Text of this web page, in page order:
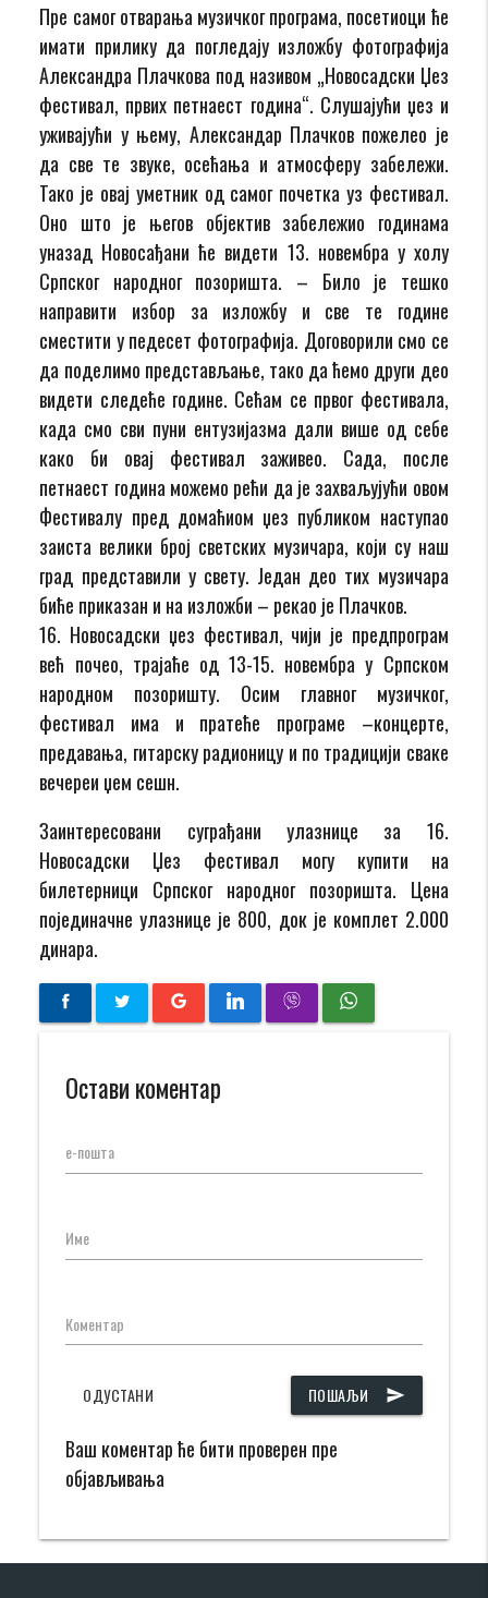
Пре самог отварања музичког програма, посетиоци ће
имати прилику да погледају изложбу фотографија
Александра Плачкова под називом „Новосадски Џез
фестивал, првих петнаест година“. Слушајући џез и
уживајући у њему, Александар Плачков пожелео је
да све те звуке, осећања и атмосферу забележи.
Тако је овај уметник од самог почетка уз фестивал.
Оно што је његов објектив забележио годинама
уназад Новосађани ће видети 13. новембра у холу
Српског народног позоришта. – Било је тешко
направити избор за изложбу и све те године
сместити у педесет фотографија. Договорили смо се
да поделимо представљање, тако да ћемо други део
видети следеће године. Сећам се првог фестивала,
када смо сви пуни ентузијазма дали више од себе
како би овај фестивал заживео. Сада, после
петнаест година можемо рећи да је захваљујући овом
Фестивалу пред домаћиом џез публиком наступао
заиста велики број светских музичара, који су наш
град представили у свету. Један део тих музичара
биће приказан и на изложби – рекао је Плачков.
16. Новосадски џез фестивал, чији је предпрограм
већ почео, трајаће од 13-15. новембра у Српском
народном позоришту. Осим главног музичког,
фестивал има и пратеће програме –концерте,
предавања, гитарску радионицу и по традицији сваке
вечереи џем сешн.
Заинтересовани суграђани улазнице за 16.
Новосадски Џез фестивал могу купити на
билетерници Српског народног позоришта. Цена
појединачне улазнице је 800, док је комплет 2.000
динара.
Остави коментар
е-пошта
Име
Коментар
ПОШАЉИ send
ОДУСТАНИ
Ваш коментар ће бити проверен пре
објављивања